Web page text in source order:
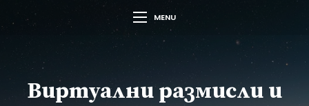
MENU
Виртуални размисли и